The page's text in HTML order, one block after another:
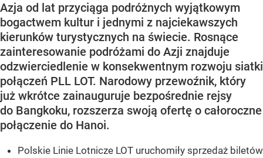
Azja od lat przyciąga podróżnych wyjątkowym
bogactwem kultur i jednymi z najciekawszych
kierunków turystycznych na świecie. Rosnące
zainteresowanie podróżami do Azji znajduje
odzwierciedlenie w konsekwentnym rozwoju siatki
połączeń PLL LOT. Narodowy przewoźnik, który
już wkrótce zainauguruje bezpośrednie rejsy
do Bangkoku, rozszerza swoją ofertę o całoroczne
połączenie do Hanoi.
Polskie Linie Lotnicze LOT uruchomiły sprzedaż biletów